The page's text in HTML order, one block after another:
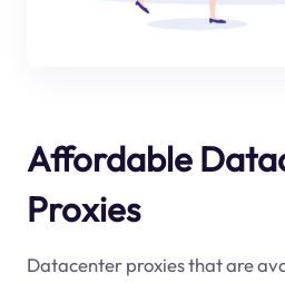
Affordable
Proxies
Datacenter proxies that are